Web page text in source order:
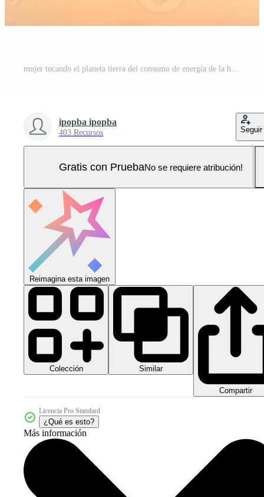
mujer tocando el planeta tierra del consumo de energía de la humanidad por la noche, y pájaro libre disfrutando de la naturaleza en el fondo del atardecer, concepto de esperanza, elementos de esta imagen proporcionados por la nasa Foto Pro
ipopba ipopba
403 Recursos Seguir
Gratis con PruebaNo se requiere atribución!
Reimagina esta imagen
Colección Similar
Compartir
Licencia Pro Standard
¿Qué es esto?
Más información